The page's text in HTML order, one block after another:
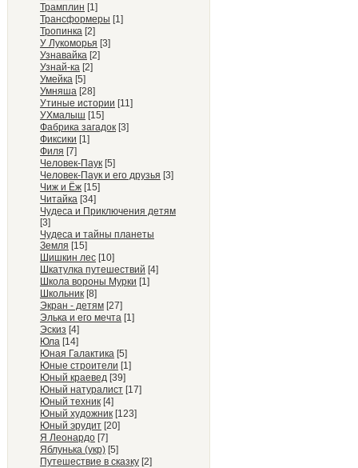
Трамплин [1]
Трансформеры [1]
Тропинка [2]
У Лукоморья [3]
Узнавайка [2]
Узнай-ка [2]
Умейка [5]
Умняша [28]
Утиные истории [11]
УХмалыш [15]
Фабрика загадок [3]
Фиксики [1]
Филя [7]
Человек-Паук [5]
Человек-Паук и его друзья [3]
Чиж и Ёж [15]
Читайка [34]
Чудеса и Приключения детям
[3]
Чудеса и тайны планеты
Земля [15]
Шишкин лес [10]
Шкатулка путешествий [4]
Школа вороны Мурки [1]
Школьник [8]
Экран - детям [27]
Элька и его мечта [1]
Эскиз [4]
Юла [14]
Юная Галактика [5]
Юные строители [1]
Юный краевед [39]
Юный натуралист [17]
Юный техник [4]
Юный художник [123]
Юный эрудит [20]
Я Леонардо [7]
Яблунька (укр) [5]
Путешествие в сказку [2]